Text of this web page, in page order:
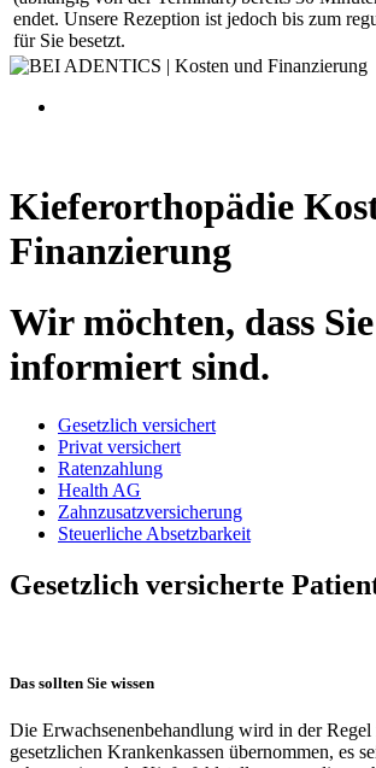
endet. Unsere Rezeption ist jedoch bis zum
für Sie besetzt.
Kieferorthopädie
Finanzierung
Wir möchten, dass Sie
informiert sind.
Gesetzlich versichert
Privat versichert
Ratenzahlung
Health AG
Zahnzusatzversicherung
Steuerliche Absetzbarkeit
Gesetzlich versicherte
Das sollten Sie wissen
Die Erwachsenenbehandlung wird in der
gesetzlichen Krankenkassen übernommen, es